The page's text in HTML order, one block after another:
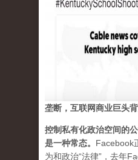
垄断，互联网商业巨头
控制私有化政治空间的
是一种常态。 Facebook
为和政治“法律”，去年